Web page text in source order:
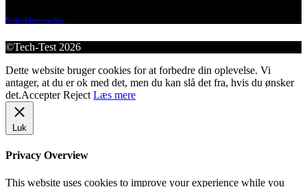
Nyhedsbrevsarkiv
©Tech-Test 2026
Dette website bruger cookies for at forbedre din oplevelse. Vi
antager, at du er ok med det, men du kan slå det fra, hvis du ønsker
det.Accepter Reject Læs mere
Luk
Privacy Overview
This website uses cookies to improve your experience while you